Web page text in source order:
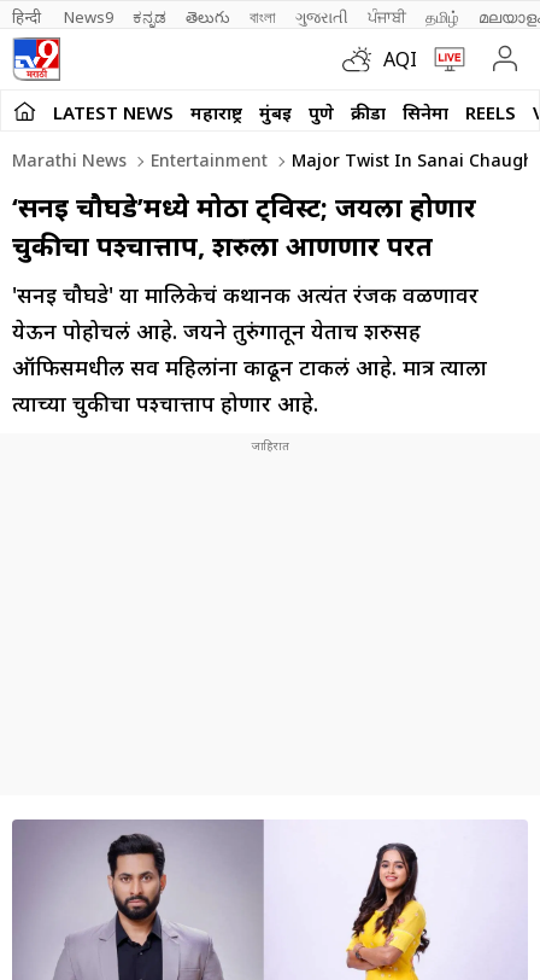
हिन्दी News9 ಕನ್ನಡ తెలుగు বাংলা ગુજરાતી ਪੰਜਾਬੀ தமிழ்
AQI
LATEST NEWS महाराष्ट्र मुंबई पुणे क्रीडा सिनेमा REELS
Marathi News Entertainment Major Twist In Sanai
‘सनई चौघडे’मध्ये मोठा ट्विस्ट; जयला होणार
चुकीचा पश्चात्ताप, शरुला आणणार परत
'सनई चौघडे' या मालिकेचं कथानक अत्यंत रंजक वळणावर
येऊन पोहोचलं आहे. जयने तुरुंगातून येताच शरुसह
ऑफिसमधील सर्व महिलांना काढून टाकलं आहे. मात्र त्याला
त्याच्या चुकीचा पश्चात्ताप होणार आहे.